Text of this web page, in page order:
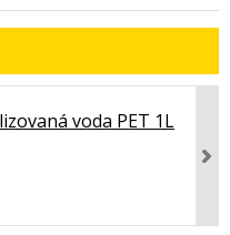
voda PET 1L